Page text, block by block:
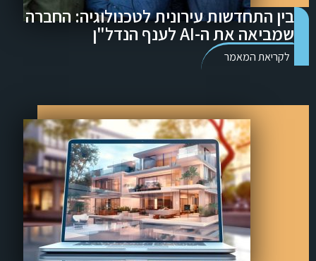
בין התחדשות עירונית לטכנולוגיה: החברה
שמביאה את ה-AI לענף הנדל"ן
לקריאת המאמר